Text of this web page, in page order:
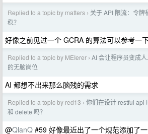
Replied to a topic by matters › 关于 API 限流：令牌
稳？
好像之前见过一个 GCRA 的算法可以参考一
Replied to a topic by MEIerer › AI 会让程序员变成
的无脑岗位
AI 都想不出来那么脑残的需求
Replied to a topic by red13 › 你们在设计 restful api
和 delete 吗？
@QlanQ #59 好像最近出了一个规范添加了